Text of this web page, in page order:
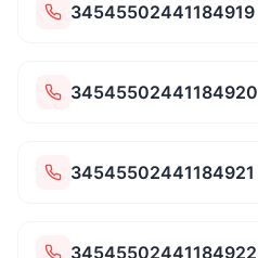
34545502441184919
34545502441184920
34545502441184921
34545502441184922